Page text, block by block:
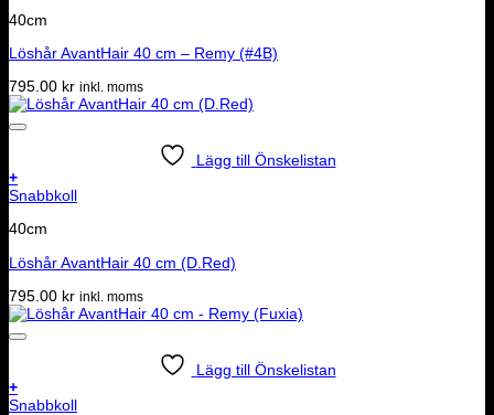
40cm
Löshår AvantHair 40 cm – Remy (#4B)
795.00 kr inkl. moms
Lägg till Önskelistan
+
Snabbkoll
40cm
Löshår AvantHair 40 cm (D.Red)
795.00 kr inkl. moms
Lägg till Önskelistan
+
Snabbkoll